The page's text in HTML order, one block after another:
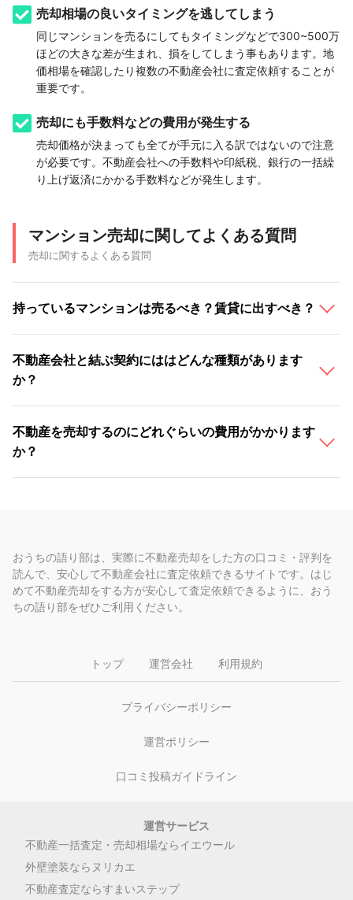
売却相場の良いタイミングを逃してしまう
同じマンションを売るにしてもタイミングなどで300~500万
ほどの大きな差が生まれ、損をしてしまう事もあります。地
価相場を確認したり複数の不動産会社に査定依頼することが
重要です。
売却にも手数料などの費用が発生する
売却価格が決まっても全てが手元に入る訳ではないので注意
が必要です。不動産会社への手数料や印紙税、銀行の一括繰
り上げ返済にかかる手数料などが発生します。
マンション売却に関してよくある質問
売却に関するよくある質問
持っているマンションは売るべき？賃貸に出すべき？
不動産会社と結ぶ契約にははどんな種類があります
か？
不動産を売却するのにどれぐらいの費用がかかります
か？
おうちの語り部は、実際に不動産売却をした方の口コミ・評判を
読んで、安心して不動産会社に査定依頼できるサイトです。はじ
めて不動産売却をする方が安心して査定依頼できるように、おう
ちの語り部をぜひご利用ください。
トップ 運営会社 利用規約
プライバシーポリシー
運営ポリシー
口コミ投稿ガイドライン
運営サービス
不動産一括査定・売却相場ならイエウール
外壁塗装ならヌリカエ
不動産査定ならすまいステップ